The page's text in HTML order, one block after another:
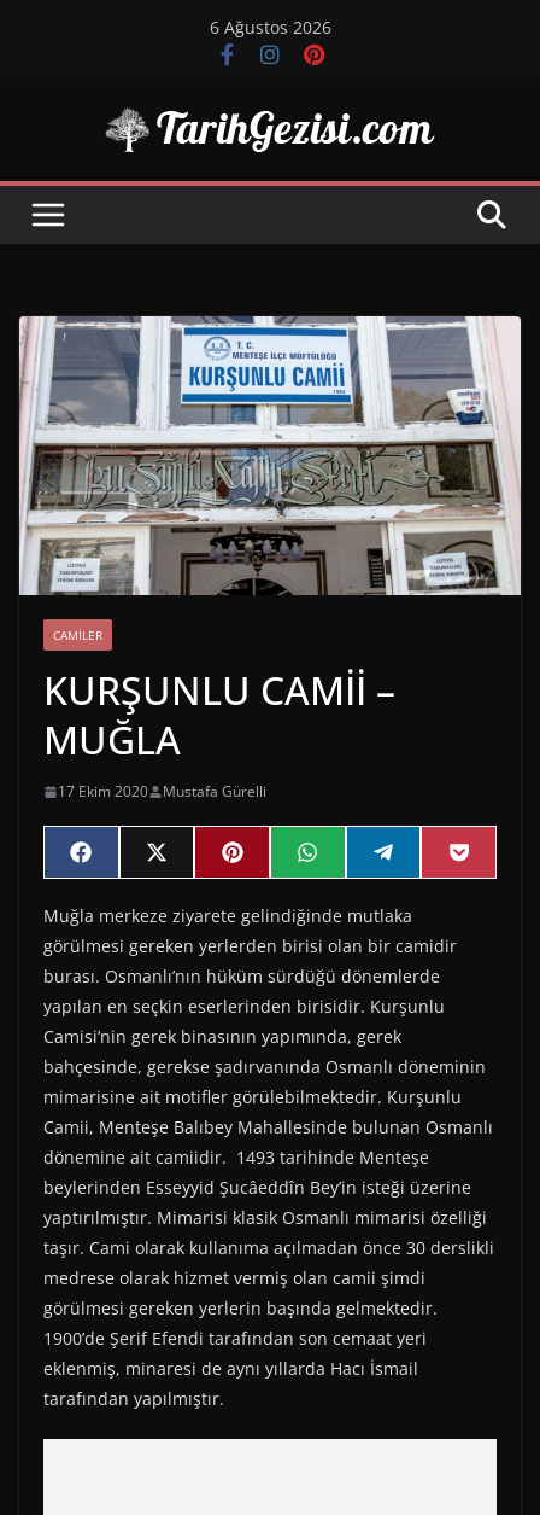
6 Ağustos 2026
CAMILER
KURŞUNLU CAMİİ –
MUĞLA
17 Ekim 2020 Mustafa Gürelli
Share
on
F
a
e
b
o
o
k
Share
on
X
(
w
i
t
t
e
r
)
Share
on
P
i
t
e
r
e
s
t
Share
on
W
h
t
s
A
p
p
Share
on
e
e
g
r
a
m
Share
on
P
o
Muğla merkeze ziyarete gelindiğinde mutlaka
görülmesi gereken yerlerden birisi olan bir camidir
burası. Osmanlı’nın hüküm sürdüğü dönemlerde
yapılan en seçkin eserlerinden birisidir. Kurşunlu
Camisi’nin gerek binasının yapımında, gerek
bahçesinde, gerekse şadırvanında Osmanlı döneminin
mimarisine ait motifler görülebilmektedir. Kurşunlu
Camii, Menteşe Balıbey Mahallesinde bulunan Osmanlı
dönemine ait camiidir. 1493 tarihinde Menteşe
beylerinden Esseyyid Şucâeddîn Bey’in isteği üzerine
yaptırılmıştır. Mimarisi klasik Osmanlı mimarisi özelliği
taşır. Cami olarak kullanıma açılmadan önce 30 derslikli
medrese olarak hizmet vermiş olan camii şimdi
görülmesi gereken yerlerin başında gelmektedir.
1900’de Şerif Efendi tarafından son cemaat yeri
eklenmiş, minaresi de aynı yıllarda Hacı İsmail
tarafından yapılmıştır.